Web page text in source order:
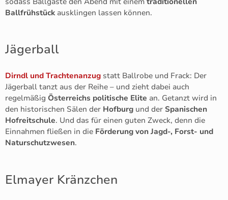
Ballfrühstückausklingen lassen können.
Jägerball
Dirndl und Trachtenanzug statt Ballrobe und Frack: Der
Jägerball tanzt aus der Reihe – und zieht dabei auch
regelmäßig Österreichs politische Elite an. Getanzt wird in
den historischen Sälen der Hofburg und der Spanischen
Hofreitschule. Und das für einen guten Zweck, denn die
Einnahmen fließen in die Förderung von Jagd-, Forst- und
Naturschutzwesen.
Elmayer Kränzchen